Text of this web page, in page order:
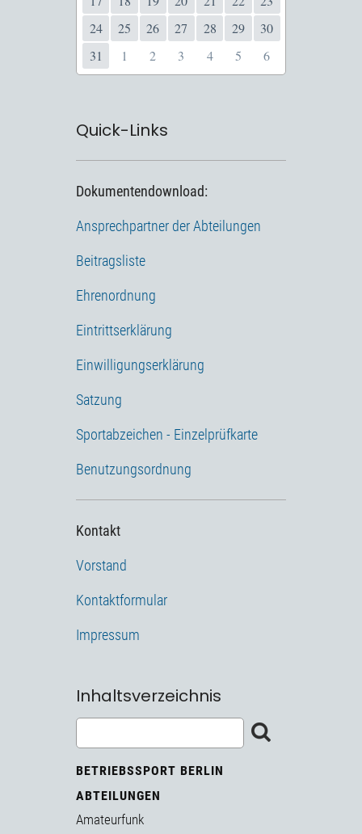
24
25 26 27 28 29
30
31
1 2 3 4 5 6
Quick-Links
Dokumentendownload:
Ansprechpartner der Abteilungen
Beitragsliste
Ehrenordnung
Eintrittserklärung
Einwilligungserklärung
Satzung
Sportabzeichen - Einzelprüfkarte
Benutzungsordnung
Kontakt
Vorstand
Kontaktformular
Impressum
Inhaltsverzeichnis
BETRIEBSSPORT BERLIN
ABTEILUNGEN
Amateurfunk